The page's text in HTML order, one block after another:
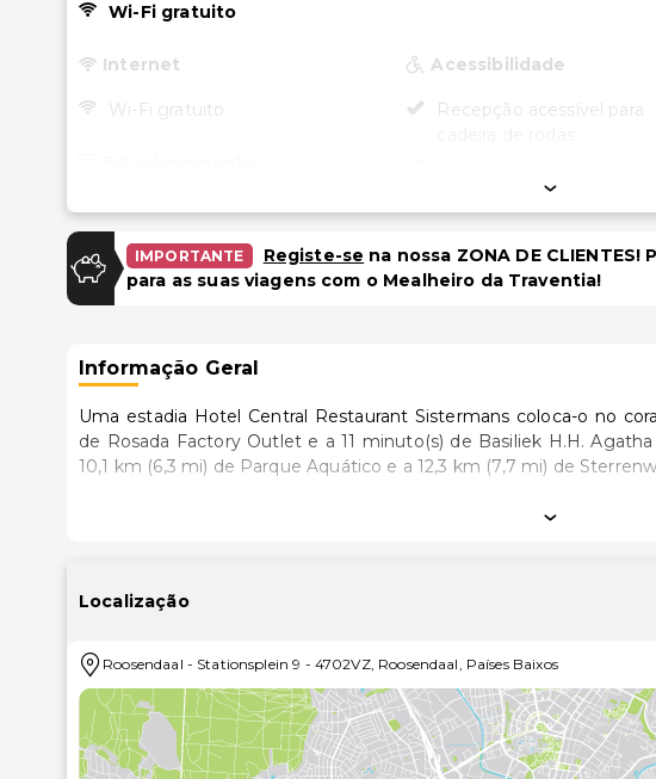
Wi-Fi gratuito
Internet
Wi-Fi gratuito
Estacionamento (taxa extra)
Instalações
Salas de reunião
Acessibilidade
Recepção acessível para
para cadeira de rodas
cadeira de rodas
IMPORTANTE Registe-se na nossa ZONA DE
para as suas viagens com o Mealheiro da Traventia!
Informação Geral
Uma estadia Hotel Central Restaurant Sistermans coloca-o no
de Rosada Factory Outlet e a 11 minuto(s) de Basiliek H.H. Agatha en Barbara. Este hotel de
10,1 km (6,3 mi) de Parque Aquático e a 12,3 km (7,7 mi) de
Desfrute de fantásticas vistas a partir da açoteia ou tire partido das
As principais comodidades incluem um serviço de limpeza
armazenamento de bagagem. Há estacionamento no local.
Termine o dia com uma bebida refrescante no bar/lounge.
Sinta-se em casa num dos 21 quartos com ar condicionado, um
à internet sem fios grátis permite-lhe ficar sempre em contacto. Ao
por cabo. As casas de banho privativas dispõem de uma banheira
Localização
Roosendaal - Stationsplein 9 - 4702VZ, Roosendaal, Países Baixos